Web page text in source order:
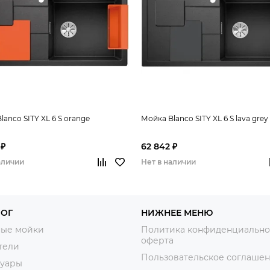
SITY XL 6 S orange Мойка Blanco SITY XL 6 S lava grey
62 842 ₽
Нет в наличии
мойки
НИЖНЕЕ МЕНЮ
Политика
оферта
Пользовательское